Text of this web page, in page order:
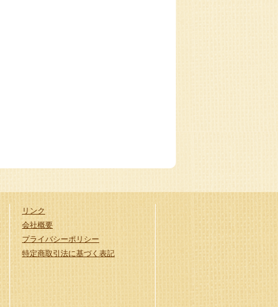
リンク
会社概要
プライバシーポリシー
特定商取引法に基づく表記